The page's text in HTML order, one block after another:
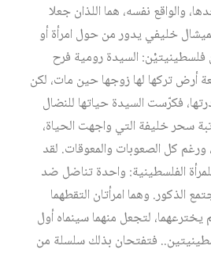
والواقع نفسه، هما اللذان جعلا
خليفي يدور من حول امرأة أو
فلسطينيتيْن: السيدة رومية فرح
أرض تركها لها زوجها حين مات، لكن
فكرّست السيدة حياتها للنضال
سحر خليفة التي واجهت الحياة،
كل الصعوبات والمعوقات. لقد
الفلسطينية: واحدة تناضل ضد
الذكور. وهما امرأتان التقطهما
يخترعهما، لتجعل منهما سينماه أول
فتفتحان بذلك سلسلة من